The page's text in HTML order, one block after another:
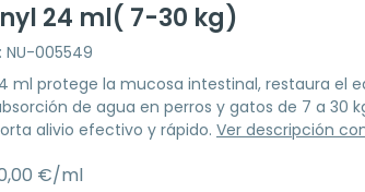
24 ml( 7-30 kg)
NU-005549
ml protege la mucosa intestinal, restaura el
de agua en perros y gatos de 7 a 30
alivio efectivo y rápido. Ver descripción
€/ml